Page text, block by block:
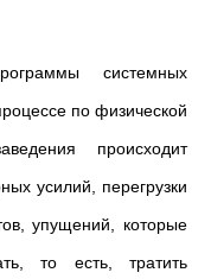
системных
по физической
происходит
усилий, перегрузки
упущений, которые
то есть, тратить